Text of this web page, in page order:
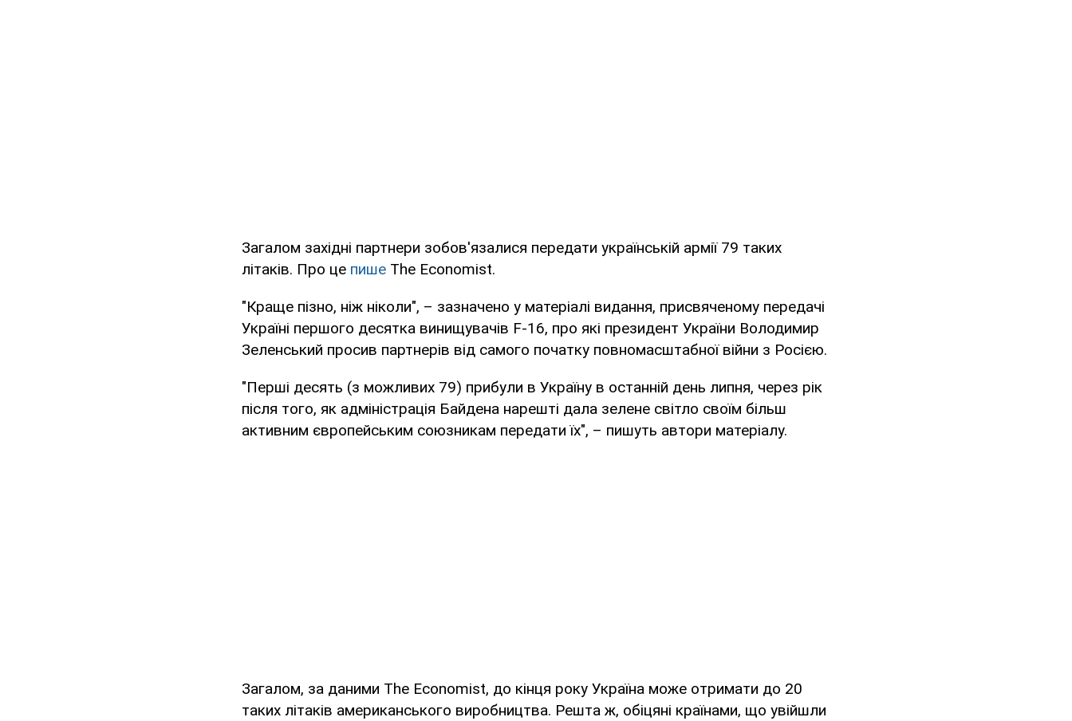
Загалом західні партнери зобов'язалися передати українській армії 79 таких
літаків. Про це пише The Economist.
"Краще пізно, ніж ніколи", – зазначено у матеріалі видання, присвяченому передачі
Україні першого десятка винищувачів F-16, про які президент України Володимир
Зеленський просив партнерів від самого початку повномасштабної війни з Росією.
"Перші десять (з можливих 79) прибули в Україну в останній день липня, через рік
після того, як адміністрація Байдена нарешті дала зелене світло своїм більш
активним європейським союзникам передати їх", – пишуть автори матеріалу.
Загалом, за даними The Economist, до кінця року Україна може отримати до 20
таких літаків американського виробництва. Решта ж, обіцяні країнами, що увійшли